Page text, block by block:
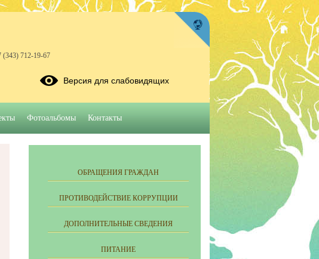
ОБРАЩЕНИЯ ГРАЖДАН
ПРОТИВОДЕЙСТВИЕ КОРРУПЦИИ
ДОПОЛНИТЕЛЬНЫЕ СВЕДЕНИЯ
ПИТАНИЕ
(343) 712-19-67
Версия для слабовидящих
Фотоальбомы Контакты